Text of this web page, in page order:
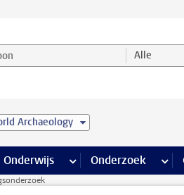
en selecteer categorie Alle
Archaeology
Faciliteiten pagina’s
Onderwijs meer Onderwijs
Onderzoek